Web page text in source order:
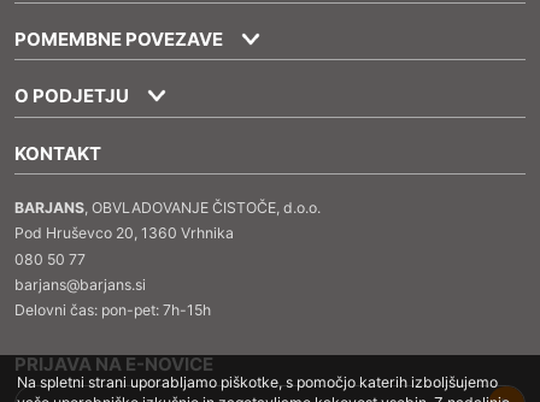
POMEMBNE POVEZAVE
O PODJETJU
KONTAKT
BARJANS, OBVLADOVANJE ČISTOČE, d.o.o.
Pod Hruševco 20, 1360 Vrhnika
080 50 77
barjans@barjans.si
Delovni čas: pon-pet: 7h-15h
PRIJAVA NA E-NOVICE
Na spletni strani uporabljamo piškotke, s pomočjo katerih izboljšujemo